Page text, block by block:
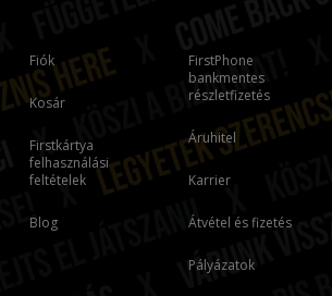
Fiók
Kosár
Firstkártya
felhasználási
feltételek
Blog
FirstPhone
bankmentes
részletfizetés
Áruhitel
Karrier
Átvétel és fizetés
Pályázatok